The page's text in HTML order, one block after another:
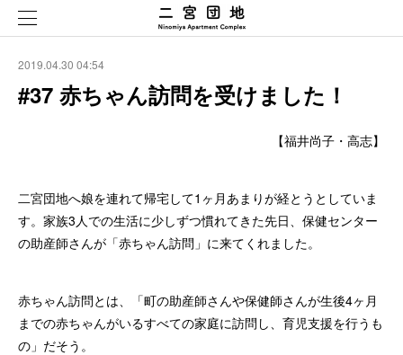
2019.04.30 04:54
#37 赤ちゃん訪問を受けました！
【福井尚子・高志】
二宮団地へ娘を連れて帰宅して1ヶ月あまりが経とうとしていま
す。家族3人での生活に少しずつ慣れてきた先日、保健センター
の助産師さんが「赤ちゃん訪問」に来てくれました。
赤ちゃん訪問とは、「町の助産師さんや保健師さんが生後4ヶ月
までの赤ちゃんがいるすべての家庭に訪問し、育児支援を行うも
の」だそう。